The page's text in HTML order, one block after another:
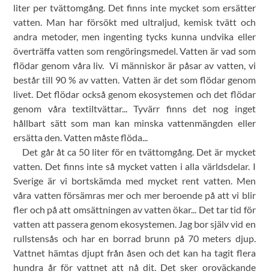
liter per tvättomgång. Det finns inte mycket som ersätter
vatten. Man har försökt med ultraljud, kemisk tvätt och
andra metoder, men ingenting tycks kunna undvika eller
överträffa vatten som rengöringsmedel. Vatten är vad som
flödar genom våra liv. Vi människor är påsar av vatten, vi
består till 90 % av vatten. Vatten är det som flödar genom
livet. Det flödar också genom ekosystemen och det flödar
genom våra textiltvättar... Tyvärr finns det nog inget
hållbart sätt som man kan minska vattenmängden eller
ersätta den. Vatten måste flöda...
Det går åt ca 50 liter för en tvättomgång. Det är mycket
vatten. Det finns inte så mycket vatten i alla världsdelar. I
Sverige är vi bortskämda med mycket rent vatten. Men
våra vatten försämras mer och mer beroende på att vi blir
fler och på att omsättningen av vatten ökar... Det tar tid för
vatten att passera genom ekosystemen. Jag bor själv vid en
rullstensås och har en borrad brunn på 70 meters djup.
Vattnet hämtas djupt från åsen och det kan ha tagit flera
hundra år för vattnet att nå dit. Det sker oroväckande